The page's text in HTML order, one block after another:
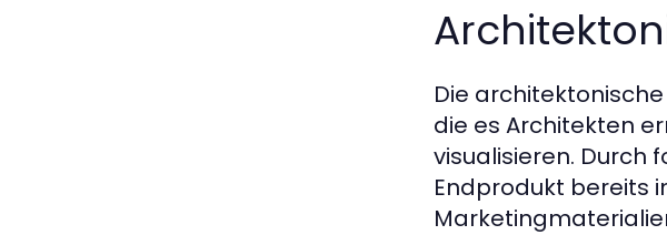
Die
die es Architekten
visualisieren. Durch
Endprodukt bereits